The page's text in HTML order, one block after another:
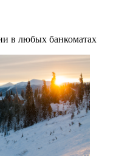
в любых банкоматах